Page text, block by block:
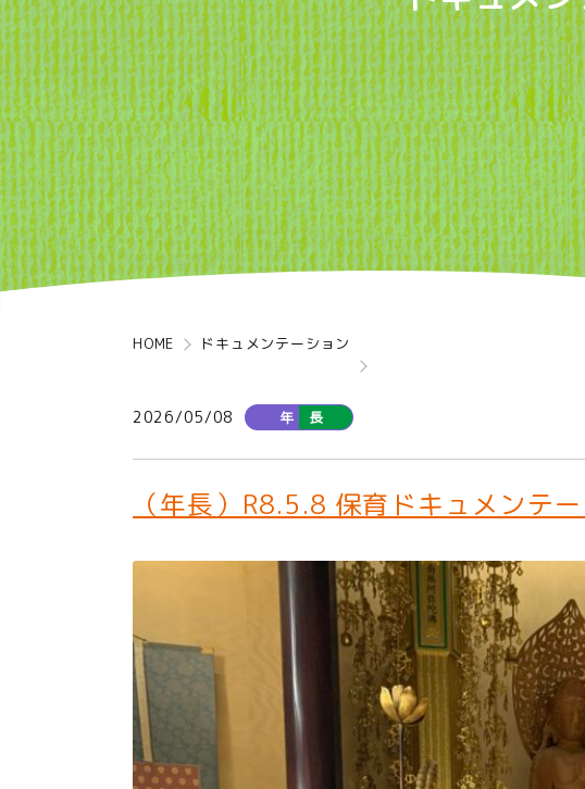
HOME ドキュメンテーション
2026/05/08 年 長
（年長）R8.5.8 保育ドキュメンテ